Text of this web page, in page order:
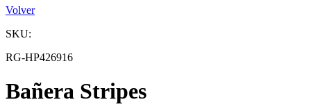
Volver
SKU:
RG-HP426916
Bañera Stripes